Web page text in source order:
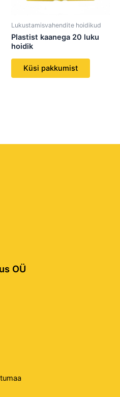
Lukustamisvahendite hoidikud
Plastist kaanega 20 luku
hoidik
Küsi pakkumist
OÜ